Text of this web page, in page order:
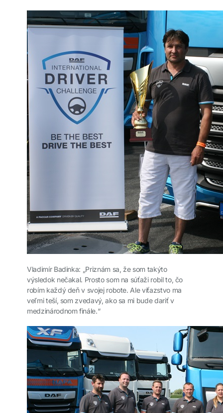
Vladimír Badinka: „Priznám sa, že som takýto
výsledok nečakal. Prosto som na súťaži robil to, čo
robím každý deň v svojej robote. Ale víťazstvo ma
veľmi teší, som zvedavý, ako sa mi bude dariť v
medzinárodnom finále.“